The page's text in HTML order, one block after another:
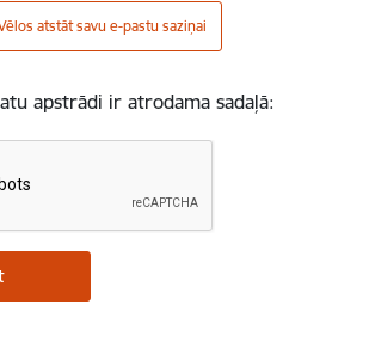
atstāt savu e-pastu saziņai
apstrādi ir atrodama sadaļā: